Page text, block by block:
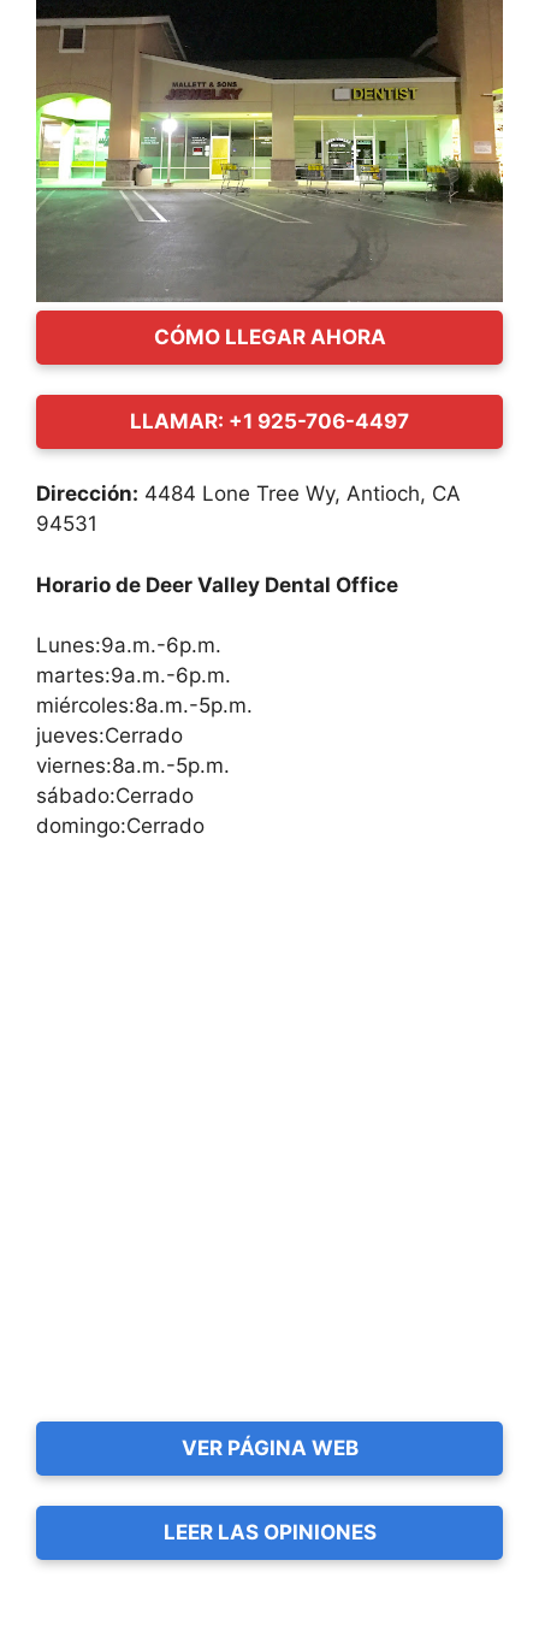
CÓMO LLEGAR AHORA
LLAMAR: +1 925-706-4497
Dirección: 4484 Lone Tree Wy, Antioch, CA
94531
Horario de Deer Valley Dental Office
Lunes:9a.m.-6p.m.
martes:9a.m.-6p.m.
miércoles:8a.m.-5p.m.
jueves:Cerrado
viernes:8a.m.-5p.m.
sábado:Cerrado
domingo:Cerrado
VER PÁGINA WEB
LEER LAS OPINIONES